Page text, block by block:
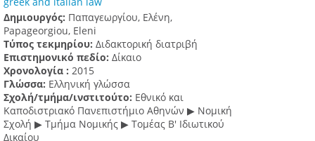
Δημιουργός: Παπαγεωργίου, Ελένη,
Papageorgiou, Eleni
Τύπος τεκμηρίου: Διδακτορική διατριβή
Επιστημονικό πεδίο: Δίκαιο
Χρονολογία : 2015
Γλώσσα: Ελληνική γλώσσα
Σχολή/τμήμα/ινστιτούτο: Εθνικό και
Καποδιστριακό Πανεπιστήμιο Αθηνών ▶ Νομική
Σχολή ▶ Τμήμα Νομικής ▶ Τομέας Β' Ιδιωτικού
Δικαίου